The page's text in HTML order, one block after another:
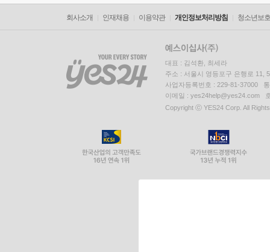
회사소개 인재채용 이용약관 개인정보처리방침 청소년보
대표 : 김석환, 최세라
주소 : 서울시 영등포구 은행로 11,
사업자등록번호 : 229-81-37000
이메일 : yes24help@yes24.com
Copyright ⓒ YES24 Corp. All